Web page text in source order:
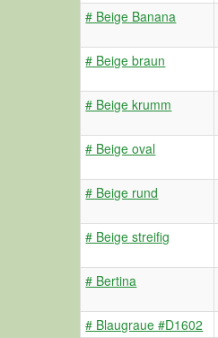
# Beige Banana
# Beige braun
# Beige krumm
# Beige oval
# Beige rund
# Beige streifig
# Bertina
# Blaugraue #D1602